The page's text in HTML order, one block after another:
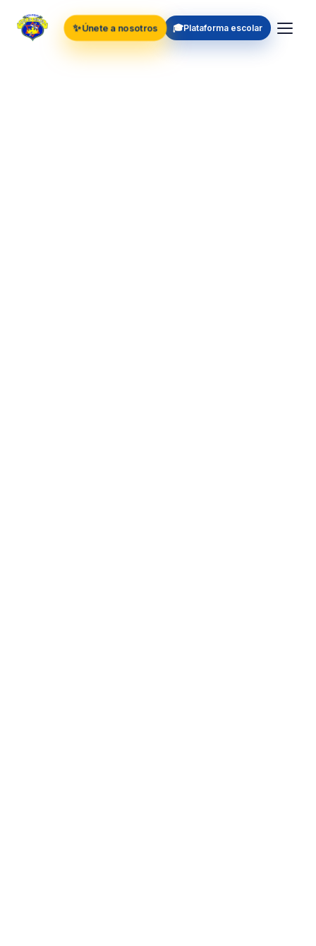
✨Únete a nosotros 🎓Plataforma escolar